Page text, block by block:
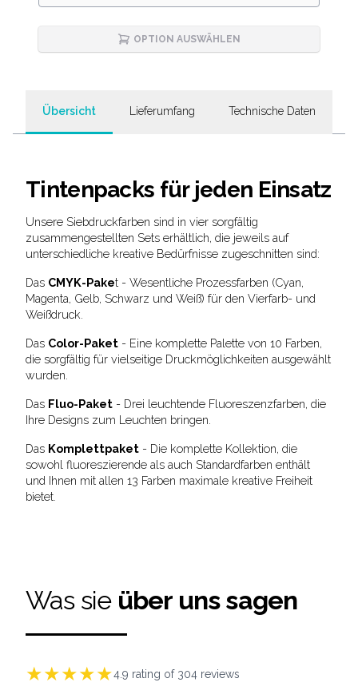
OPTION AUSWÄHLEN
Übersicht Lieferumfang Technische Daten
Tintenpacks für jeden Einsatz
Unsere Siebdruckfarben sind in vier sorgfältig
zusammengestellten Sets erhältlich, die jeweils auf
unterschiedliche kreative Bedürfnisse zugeschnitten sind:
Das CMYK-Paket - Wesentliche Prozessfarben (Cyan,
Magenta, Gelb, Schwarz und Weiß) für den Vierfarb- und
Weißdruck.
Das Color-Paket - Eine komplette Palette von 10 Farben,
die sorgfältig für vielseitige Druckmöglichkeiten ausgewählt
wurden.
Das Fluo-Paket - Drei leuchtende Fluoreszenzfarben, die
Ihre Designs zum Leuchten bringen.
Das Komplettpaket - Die komplette Kollektion, die
sowohl fluoreszierende als auch Standardfarben enthält
und Ihnen mit allen 13 Farben maximale kreative Freiheit
bietet.
Was sie über uns sagen
★★★★★4.9 rating of 304 reviews